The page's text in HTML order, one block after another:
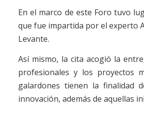
En el marco de este Foro tuvo
que fue impartida por el experto
Levante.
Así mismo, la cita acogió la
profesionales y los proyectos
galardones tienen la finalidad
innovación, además de aquellas